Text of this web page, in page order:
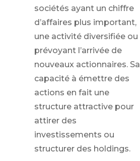
sociétés ayant un chiffre
d’affaires plus important,
une activité diversifiée ou
prévoyant l’arrivée de
nouveaux actionnaires. Sa
capacité à émettre des
actions en fait une
structure attractive pour
attirer des
investissements ou
structurer des holdings.